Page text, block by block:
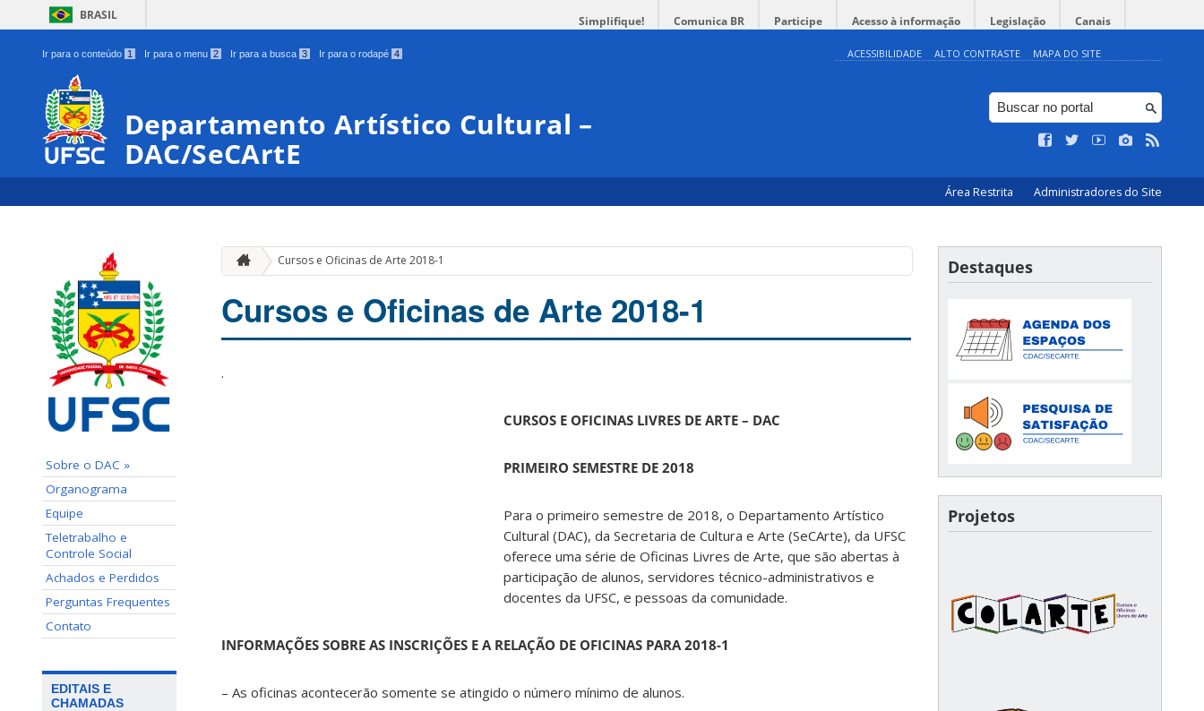
BRASIL Simplifique! Comunica BR Participe Acesso à informação Legislação Canais
Ir para o conteúdo 1 Ir para o menu 2 Ir para a busca 3 Ir para o rodapé 4 ACESSIBILIDADE ALTO CONTRASTE MAPA DO SITE
Departamento Artístico Cultural –
DAC/SeCArtE
Área Restrita Administradores do Site
Sobre o DAC »
Organograma
Equipe
Teletrabalho e
Controle Social
Achados e Perdidos
Perguntas Frequentes
Contato
EDITAIS E
CHAMADAS
Cursos e Oficinas de Arte 2018-1
Cursos e Oficinas de Arte 2018-1
.
CURSOS E OFICINAS LIVRES DE ARTE – DAC
PRIMEIRO SEMESTRE DE 2018
Para o primeiro semestre de 2018, o Departamento Artístico
Cultural (DAC), da Secretaria de Cultura e Arte (SeCArte), da UFSC
oferece uma série de Oficinas Livres de Arte, que são abertas à
participação de alunos, servidores técnico-administrativos e
docentes da UFSC, e pessoas da comunidade.
INFORMAÇÕES SOBRE AS INSCRIÇÕES E A RELAÇÃO DE OFICINAS PARA 2018-1
– As oficinas acontecerão somente se atingido o número mínimo de alunos.
Destaques
Projetos